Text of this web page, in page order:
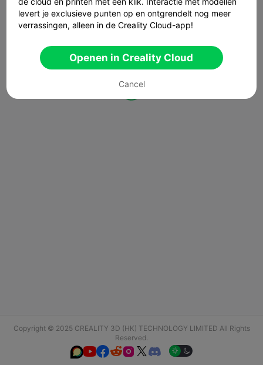
Copyright © 2025 CREALITY 3D (HK) TECHNOLOGY LIMITED All Rights
Reserved.
  
levert je exclusieve punten op en ontgrendelt nog meer
verrassingen, alleen in de Creality Cloud-app!
Openen in Creality Cloud
Cancel